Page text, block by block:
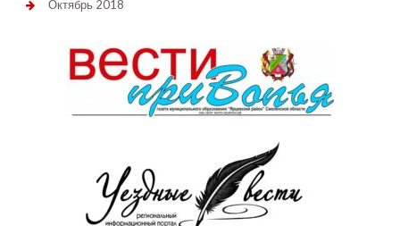
Октябрь 2018